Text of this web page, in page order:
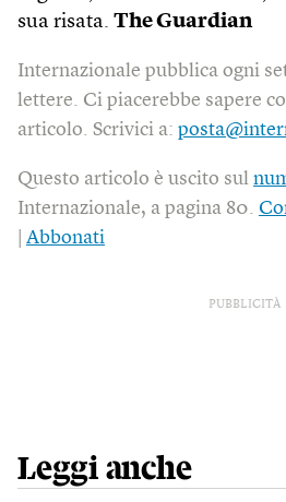
sua risata. The Guardian
Internazionale pubblica ogni
lettere. Ci piacerebbe sapere
articolo. Scrivici a:
Questo articolo è uscito sul
Internazionale, a pagina 80.
Abbonati
PUBBLICITÀ
Leggi anche